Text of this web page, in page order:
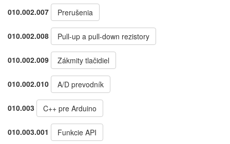
010.002.007 Prerušenia
010.002.008 Pull-up a pull-down rezistory
010.002.009 Zákmity tlačidiel
010.002.010 A/D prevodník
010.003 C++ pre Arduino
010.003.001 Funkcie API